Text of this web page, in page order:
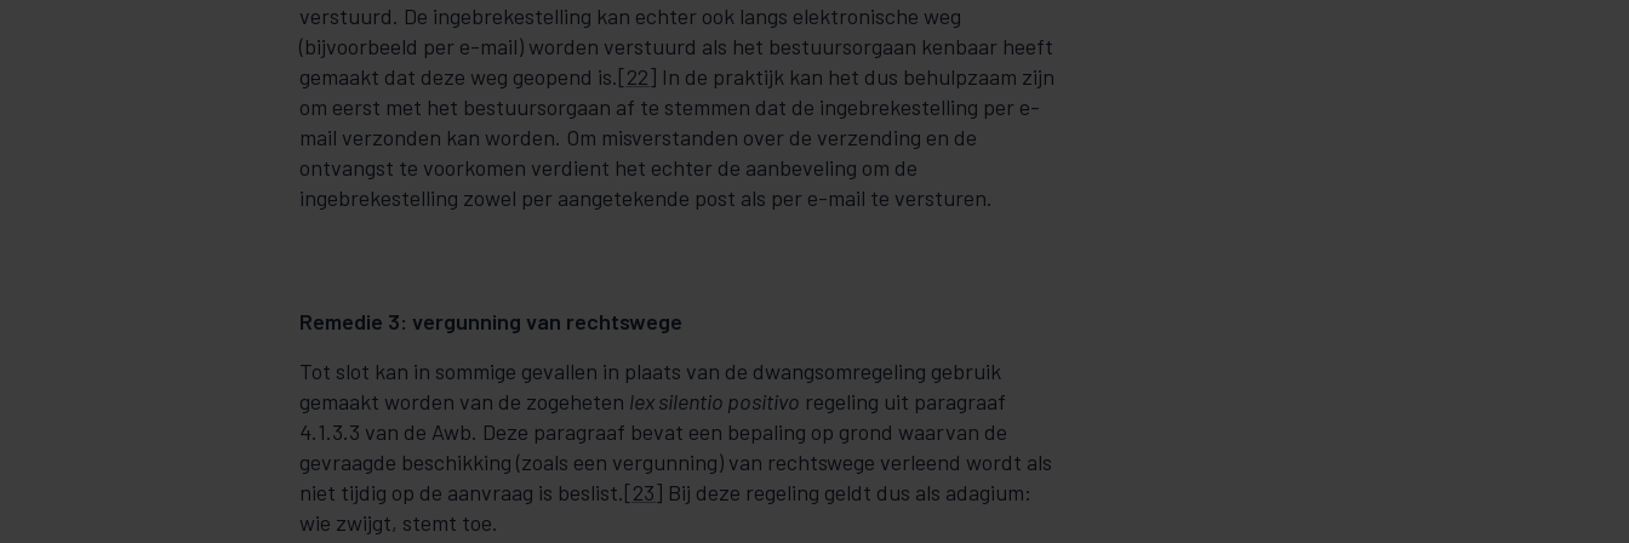
verstuurd. De ingebrekestelling kan echter ook langs elektronische weg
(bijvoorbeeld per e-mail) worden verstuurd als het bestuursorgaan kenbaar heeft
gemaakt dat deze weg geopend is.[22] In de praktijk kan het dus behulpzaam zijn
om eerst met het bestuursorgaan af te stemmen dat de ingebrekestelling per e-
mail verzonden kan worden. Om misverstanden over de verzending en de
ontvangst te voorkomen verdient het echter de aanbeveling om de
ingebrekestelling zowel per aangetekende post als per e-mail te versturen.
Remedie 3: vergunning van rechtswege
Tot slot kan in sommige gevallen in plaats van de dwangsomregeling gebruik
gemaakt worden van de zogeheten lex silentio positivo regeling uit paragraaf
4.1.3.3 van de Awb. Deze paragraaf bevat een bepaling op grond waarvan de
gevraagde beschikking (zoals een vergunning) van rechtswege verleend wordt als
niet tijdig op de aanvraag is beslist.[23] Bij deze regeling geldt dus als adagium:
wie zwijgt, stemt toe.